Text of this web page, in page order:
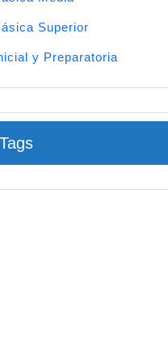
Superior
y Preparatoria
Tags